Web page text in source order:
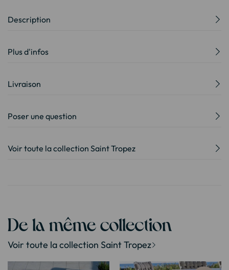
Description
Plus d'infos
Livraison
Poser une question
Voir toute la collection Saint Tropez
De la même collection
Voir toute la collection Saint Tropez